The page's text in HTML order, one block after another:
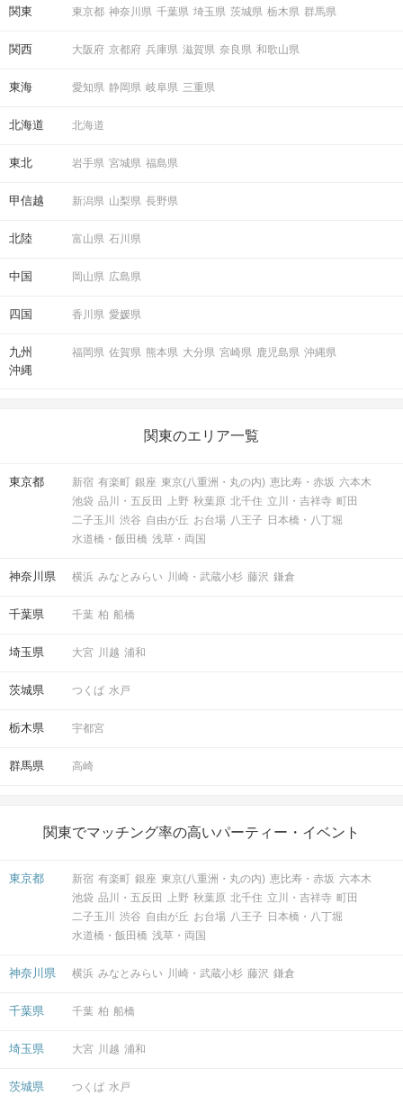
関東 東京都 神奈川県 千葉県 埼玉県 茨城県 栃木県 群馬県
関西 大阪府 京都府 兵庫県 滋賀県 奈良県 和歌山県
東海 愛知県 静岡県 岐阜県 三重県
北海道 北海道
東北 岩手県 宮城県 福島県
甲信越 新潟県 山梨県 長野県
北陸 富山県 石川県
中国 岡山県 広島県
四国 香川県 愛媛県
九州
沖縄
福岡県 佐賀県 熊本県 大分県 宮崎県 鹿児島県 沖縄県
関東のエリア一覧
東京都 新宿 有楽町 銀座 東京(八重洲・丸の内) 恵比寿・赤坂 六本木
池袋 品川・五反田 上野 秋葉原 北千住 立川・吉祥寺 町田
二子玉川
渋谷 自由が丘 お台場 八王子 日本橋・八丁堀
水道橋・飯田橋 浅草・両国
神奈川県 横浜 みなとみらい 川崎・武蔵小杉 藤沢 鎌倉
千葉県 千葉 柏 船橋
埼玉県 大宮 川越 浦和
茨城県 つくば 水戸
栃木県 宇都宮
群馬県 高崎
関東でマッチング率の高いパーティー・イベント
東京都 新宿 有楽町 銀座 東京(八重洲・丸の内) 恵比寿・赤坂 六本木
池袋 品川・五反田 上野 秋葉原 北千住 立川・吉祥寺 町田
二子玉川
渋谷 自由が丘 お台場 八王子 日本橋・八丁堀
水道橋・飯田橋 浅草・両国
神奈川県 横浜 みなとみらい 川崎・武蔵小杉 藤沢 鎌倉
千葉県 千葉 柏 船橋
埼玉県 大宮 川越 浦和
茨城県 つくば 水戸